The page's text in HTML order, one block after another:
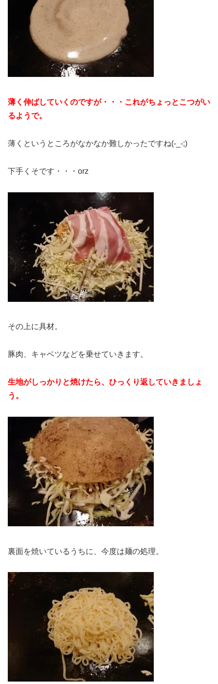
薄く伸ばしていくのですが・・・これがちょっとこつがい
るようで。
薄くというところがなかなか難しかったですね(-_-;)
下手くそです・・・orz
その上に具材。
豚肉、キャベツなどを乗せていきます。
生地がしっかりと焼けたら、ひっくり返していきましょ
う。
裏面を焼いているうちに、今度は麺の処理。